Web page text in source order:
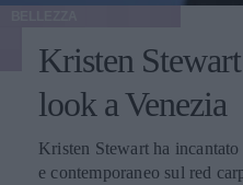
Kristen
look a Venezia
Kristen Stewart ha
e contemporaneo sul red